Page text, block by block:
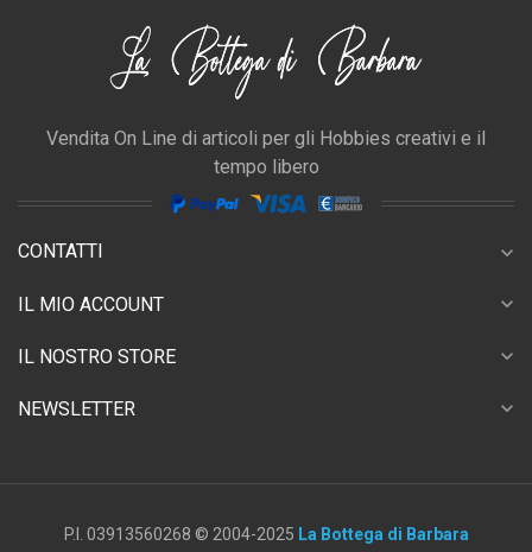
Vendita On Line di articoli per gli Hobbies creativi e il
tempo libero
CONTATTI expand_more
IL MIO ACCOUNT expand_more
IL NOSTRO STORE expand_more
NEWSLETTER expand_more
P.I. 03913560268 © 2004-2025 La Bottega di Barbara